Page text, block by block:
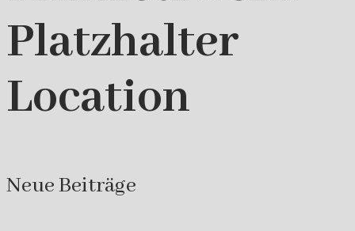
Platzhalter
Location
Neue Beiträge